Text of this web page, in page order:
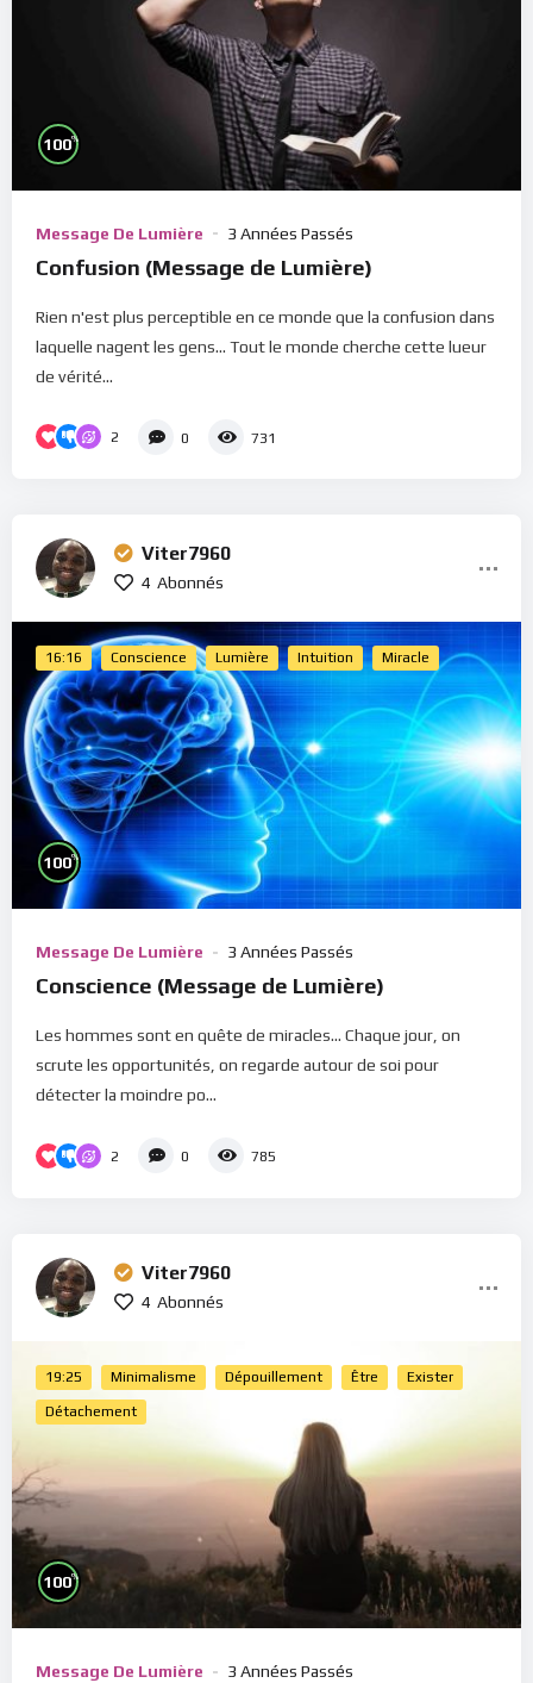
100%
Message De Lumière 3 Années Passés
Confusion (Message de Lumière)
Rien n'est plus perceptible en ce monde que la confusion dans
laquelle nagent les gens... Tout le monde cherche cette lueur
de vérité...
2 0 731
Viter7960
4 Abonnés
16:16 Conscience Lumière Intuition Miracle
100%
Message De Lumière 3 Années Passés
Conscience (Message de Lumière)
Les hommes sont en quête de miracles... Chaque jour, on
scrute les opportunités, on regarde autour de soi pour
détecter la moindre po...
2 0 785
Viter7960
4 Abonnés
19:25 Minimalisme Dépouillement Être Exister
Détachement
100%
Message De Lumière 3 Années Passés